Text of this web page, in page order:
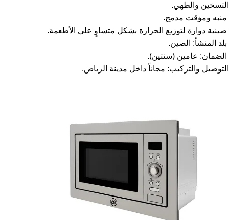
التسخين والطهي.
منبه ومؤقت مدمج.
صينية دوارة لتوزيع الحرارة بشكل متساوٍ على الأطعمة.
بلد المنشأ: الصين.
الضمان: عامين (سنتين).
التوصيل والتركيب: مجاناً داخل مدينة الرياض.